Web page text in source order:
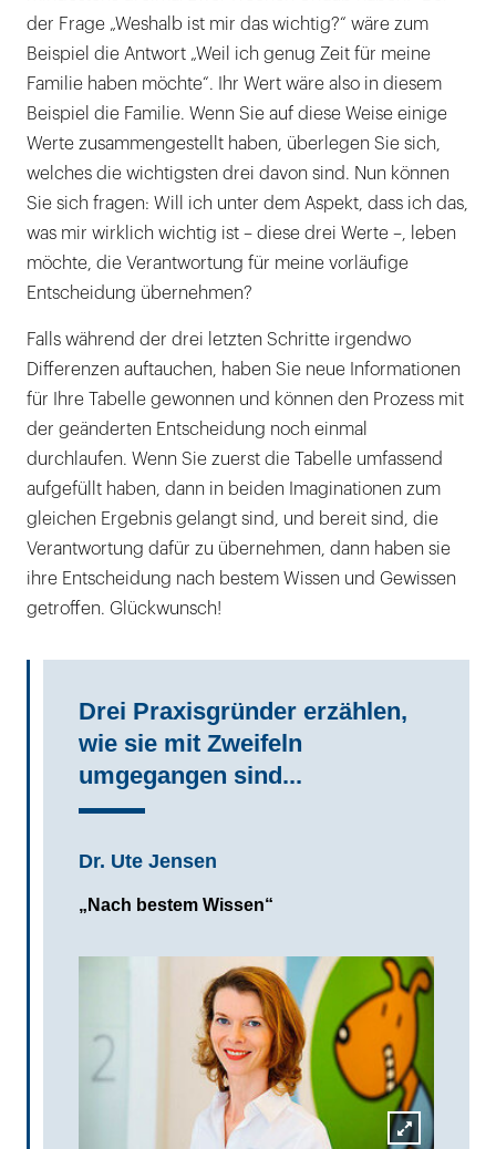
der Frage „Weshalb ist mir das wichtig?“ wäre zum
Beispiel die Antwort „Weil ich genug Zeit für meine
Familie haben möchte“. Ihr Wert wäre also in diesem
Beispiel die Familie. Wenn Sie auf diese Weise einige
Werte zusammengestellt haben, überlegen Sie sich,
welches die wichtigsten drei davon sind. Nun können
Sie sich fragen: Will ich unter dem Aspekt, dass ich das,
was mir wirklich wichtig ist – diese drei Werte –, leben
möchte, die Verantwortung für meine vorläufige
Entscheidung übernehmen?
Falls während der drei letzten Schritte irgendwo
Differenzen auftauchen, haben Sie neue Informationen
für Ihre Tabelle gewonnen und können den Prozess mit
der geänderten Entscheidung noch einmal
durchlaufen. Wenn Sie zuerst die Tabelle umfassend
aufgefüllt haben, dann in beiden Imaginationen zum
gleichen Ergebnis gelangt sind, und bereit sind, die
Verantwortung dafür zu übernehmen, dann haben sie
ihre Entscheidung nach bestem Wissen und Gewissen
getroffen. Glückwunsch!
Drei Praxisgründer erzählen,
wie sie mit Zweifeln
umgegangen sind...
Dr. Ute Jensen
„Nach bestem Wissen“